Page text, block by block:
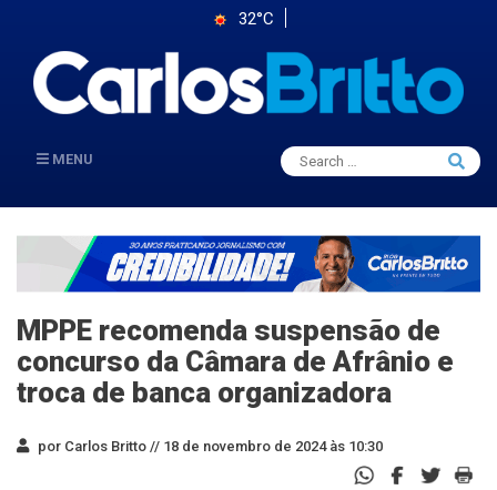
32°C
MENU
Search
for:
Search
MPPE recomenda suspensão de
concurso da Câmara de Afrânio e
troca de banca organizadora
por Carlos Britto // 18 de novembro de 2024 às 10:30